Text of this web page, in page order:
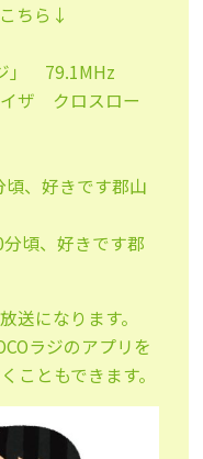
ちら↓
」 79.1MHz
ザ クロスロー
、好きです郡山
頃、好きです郡
送になります。
ラジのアプリを
こともできます。